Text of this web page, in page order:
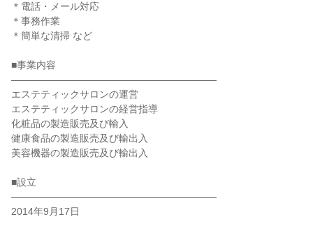
＊電話・メール対応
＊事務作業
＊簡単な清掃 など
■事業内容
―――――――――――――――――――――
エステティックサロンの運営
エステティックサロンの経営指導
化粧品の製造販売及び輸入
健康食品の製造販売及び輸出入
美容機器の製造販売及び輸出入
■設立
―――――――――――――――――――――
2014年9月17日